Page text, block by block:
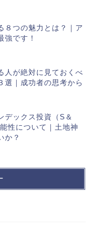
８つの魅力とは？｜ア
強です！
人が絶対に見ておくべ
選｜成功者の思考から
デックス投資（S＆
性について｜土地神
か？